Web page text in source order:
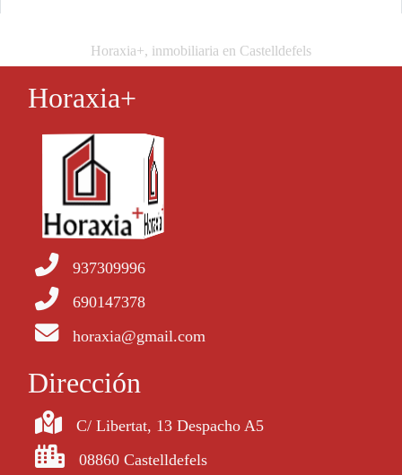
Horaxia+, inmobiliaria en Castelldefels
Horaxia+
937309996
690147378
horaxia@gmail.com
Dirección
C/ Libertat, 13 Despacho A5
08860 Castelldefels